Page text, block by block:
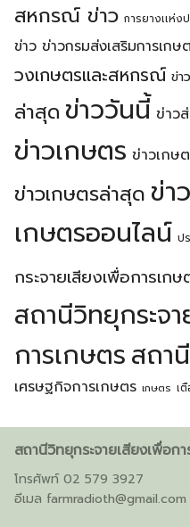
สหกรณ์ ข่าว การยางเเห่ง
ข่าว ข่าวกรมส่งเสริมการเกษ
วงเกษตรเเละสหกรณ์ ข่า
ล่าสุด ข่าววันนี้ ข่าว
ข่าวเกษตร ข่าวเกษ
ข่าวเกษตรล่าสุด ข่า
เกษตรออนไลน์ ป
กระจายเสียงเพื่อการเกษ
สถานีวิทยุกระจ
การเกษตรสถา
เศรษฐกิจการเกษตร เกษตร เ
สถานีวิทยุกระจายเสียงเพื่อก
โทรศัพท์ 02 579 3927
อีเมล farmradioth@gmail.com